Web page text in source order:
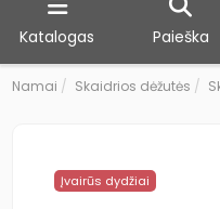
Katalogas Paieška
Namai Skaidrios dėžutės
Įvairūs dydžiai